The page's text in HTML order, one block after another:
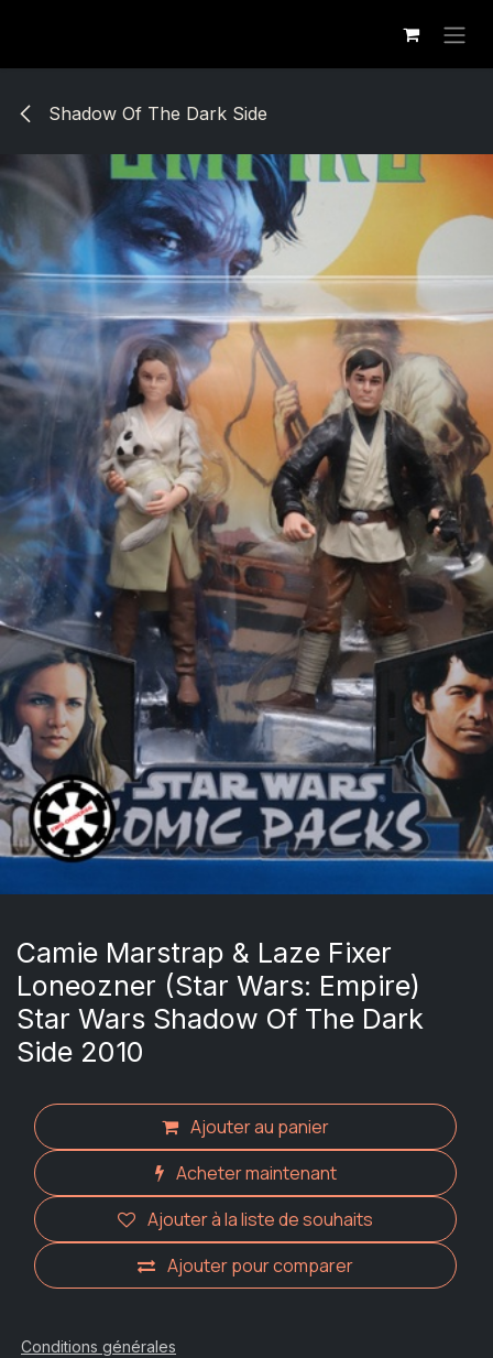
Shadow Of The Dark Side
Camie Marstrap & Laze Fixer
Loneozner (Star Wars: Empire)
Star Wars Shadow Of The Dark
Side 2010
Ajouter au panier
Acheter maintenant
Ajouter pour comparer
Ajouter à la liste de souhaits
Conditions générales